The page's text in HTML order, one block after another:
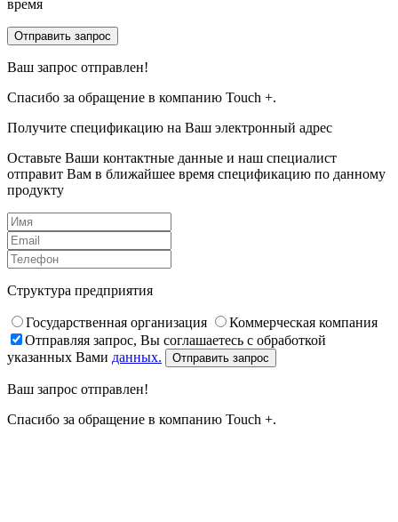
время
Отправить запрос
Ваш запрос отправлен!
Спасибо за обращение в компанию Touch +.
Получите спецификацию на Ваш электронный адрес
Оставьте Ваши контактные данные и наш специалист
отправит Вам в ближайшее время спецификацию по данному
продукту
Структура предприятия
Государственная организация
Коммерческая компания
Отправляя запрос, Вы соглашаетесь с обработкой
указанных Вами данных. Отправить запрос
Ваш запрос отправлен!
Спасибо за обращение в компанию Touch +.